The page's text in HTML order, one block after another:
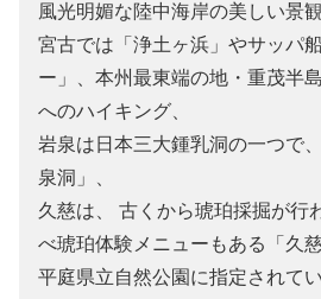
風光明媚な陸中海岸の美しい景
宮古では「浄土ヶ浜」やサッパ
ー」、本州最東端の地・重茂半
へのハイキング、
岩泉は日本三大鍾乳洞の一つで
泉洞」、
久慈は、 古くから琥珀採掘が行
べ琥珀体験メニューもある「久
平庭県立自然公園に指定されて